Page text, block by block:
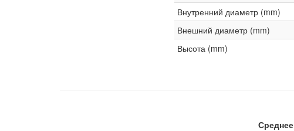
Внутренний диаметр (mm)
Внешний диаметр (mm)
Высота (mm)
Среднее